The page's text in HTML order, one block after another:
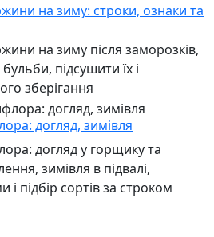
на зиму: строки, ознаки та
на зиму після заморозків,
підсушити їх і
зберігання
догляд, зимівля
догляд у горщику та
зимівля в підвалі,
підбір сортів за строком